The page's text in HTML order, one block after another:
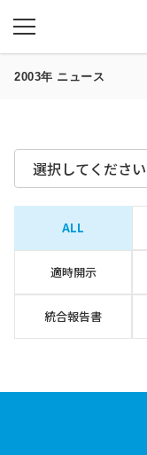
2003年 ニュース
選択してください
ALL
適時開示
統合報告書